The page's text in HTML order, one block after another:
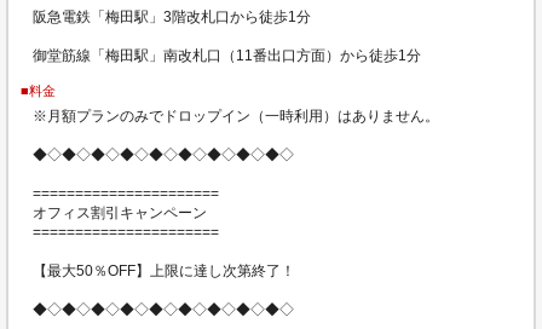
阪急電鉄「梅田駅」3階改札口から徒歩1分
御堂筋線「梅田駅」南改札口（11番出口方面）から徒歩1分
■料金
※月額プランのみでドロップイン（一時利用）はありません。
◆◇◆◇◆◇◆◇◆◇◆◇◆◇◆◇◆◇
======================
オフィス割引キャンペーン
======================
【最大50％OFF】上限に達し次第終了！
◆◇◆◇◆◇◆◇◆◇◆◇◆◇◆◇◆◇